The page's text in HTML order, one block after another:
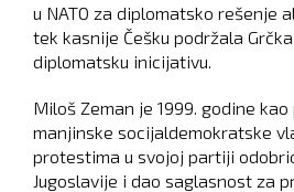
u NATO za diplomatsko rešenje
tek kasnije Češku podržala
diplomatsku inicijativu.
Miloš Zeman je 1999. godine
manjinske socijaldemokratske
protestima u svojoj partiji
Jugoslavije i dao saglasnost za